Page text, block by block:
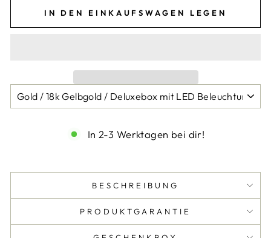
IN DEN EINKAUFSWAGEN LEGEN
In 2-3 Werktagen bei dir!
BESCHREIBUNG
PRODUKTGARANTIE